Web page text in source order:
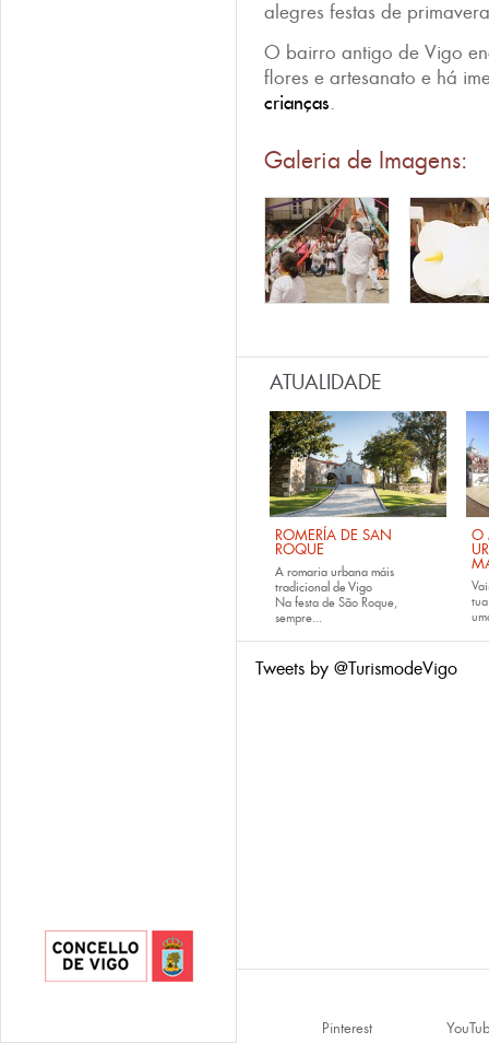
alegres festas de
O bairro antigo de Vigo
flores e artesanato e há
crianças.
Galeria de Imagens:
ATUALIDADE
ROMERÍA DE SAN
ROQUE
A romaria urbana máis
tradicional de Vigo
Na festa de São Roque,
sempre...
O
Tweets by @TurismodeVigo
Pinterest